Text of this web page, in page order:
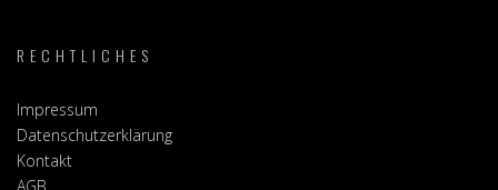
RECHTLICHES
Impressum
Datenschutzerklärung
Kontakt